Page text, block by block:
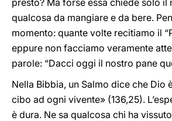
presto? Ma forse essa chiede solo il
qualcosa da mangiare e da bere.
momento: quante volte recitiamo il
eppure non facciamo veramente
parole: “Dacci oggi il nostro pane
Nella Bibbia, un Salmo dice che Dio
cibo ad ogni vivente» (136,25).
è dura. Ne sa qualcosa chi ha